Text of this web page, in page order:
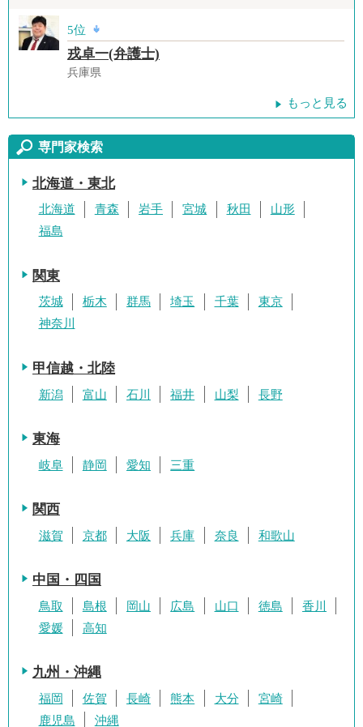
5位
戎卓一(弁護士)
兵庫県
もっと見る
専門家検索
北海道・東北
北海道 青森 岩手 宮城 秋田
山形
福島
関東
茨城 栃木 群馬 埼玉 千葉
東京
神奈川
甲信越・北陸
新潟 富山 石川 福井 山梨 長野
東海
岐阜 静岡 愛知 三重
関西
滋賀 京都 大阪 兵庫 奈良 和歌山
中国・四国
鳥取 島根 岡山 広島 山口 徳島
香川
愛媛
高知
九州・沖縄
福岡 佐賀 長崎 熊本 大分
宮崎
鹿児島
沖縄